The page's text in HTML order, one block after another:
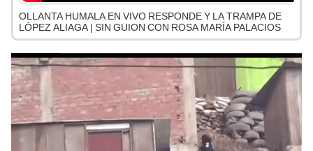
OLLANTA HUMALA EN VIVO RESPONDE Y LA TRAMPA DE
LÓPEZ ALIAGA | SIN GUION CON ROSA MARÍA PALACIOS